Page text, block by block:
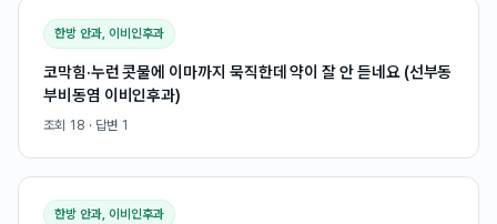
한방 안과, 이비인후과
코막힘·누런 콧물에 이마까지 묵직한데 약이 잘 안 듣네요 (선부동
부비동염 이비인후과)
조회 18 · 답변 1
한방 안과, 이비인후과